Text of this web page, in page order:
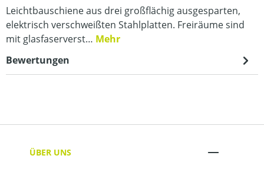
Leichtbauschiene aus drei großflächig ausgesparten,
elektrisch verschweißten Stahlplatten. Freiräume sind
mit glasfaserverst… Mehr
Bewertungen
ÜBER UNS